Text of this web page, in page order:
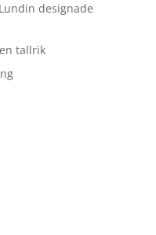
designade
tallrik